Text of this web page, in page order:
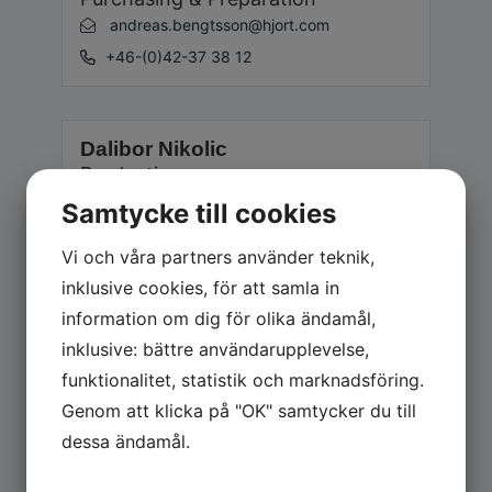
andreas.bengtsson@hjort.com
+46-(0)42-37 38 12
Dalibor Nikolic
Production
dalibor.nikolic@hjort.com
+46-(0)42-37 38 15
Ronny Stavervik
Design
ronny.stavervik@hjort.com
+46-(0)42-37 38 07
Samtycke till cookies
Vi och våra partners använder teknik,
inklusive cookies, för att samla in
information om dig för olika ändamål,
inklusive: bättre användarupplevelse,
funktionalitet, statistik och marknadsföring.
Genom att klicka på "OK" samtycker du till
dessa ändamål.